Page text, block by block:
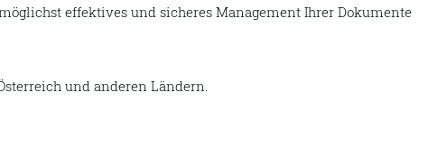
effektives und sicheres Management Ihrer Dokumente
und anderen Ländern.